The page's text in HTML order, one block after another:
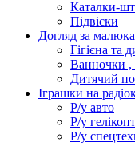
Каталки-
Підвіски
Догляд за
Гігієна та
Ванночки ,
Дитячий
Іграшки на
Р/у авто
Р/у
Р/у